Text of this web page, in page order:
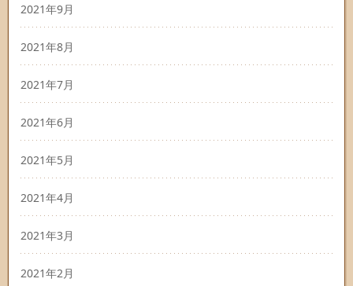
2021年9月
2021年8月
2021年7月
2021年6月
2021年5月
2021年4月
2021年3月
2021年2月